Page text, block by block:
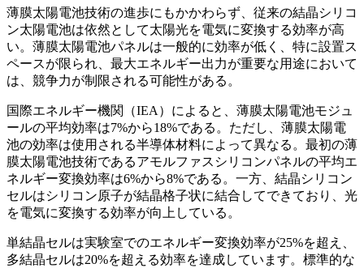
薄膜太陽電池技術の進歩にもかかわらず、従来の結晶シリコ
ン太陽電池は依然として太陽光を電気に変換する効率が高
い。薄膜太陽電池パネルは一般的に効率が低く、特に設置ス
ペースが限られ、最大エネルギー出力が重要な用途において
は、競争力が制限される可能性がある。
国際エネルギー機関（IEA）によると、薄膜太陽電池モジュ
ールの平均効率は7%から18%である。ただし、薄膜太陽電
池の効率は使用される半導体材料によって異なる。最初の薄
膜太陽電池技術であるアモルファスシリコンパネルの平均エ
ネルギー変換効率は6%から8%である。一方、結晶シリコン
セルはシリコン原子が結晶格子状に結合してできており、光
を電気に変換する効率が向上している。
単結晶セルは実験室でのエネルギー変換効率が25%を超え、
多結晶セルは20%を超える効率を達成しています。標準的な